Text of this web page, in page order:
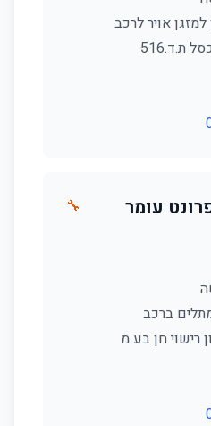
למזגן אויר לרכב
ת.ד.516
עומר
מתלים ברכב
🔧